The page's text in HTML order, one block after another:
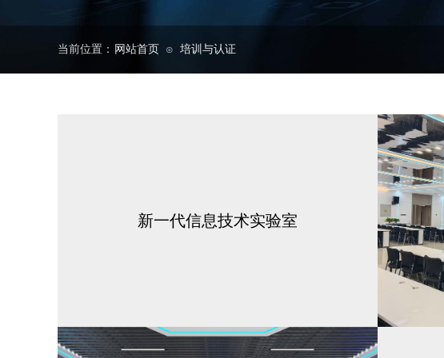
网站首页 ⊙ 培训与认证
当前位置：
新一代信息技术实验室